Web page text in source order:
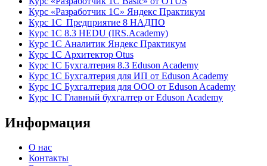
Курс «Разработчик 1С» Яндекс Практикум
Курс 1С Предприятие 8 НАДПО
Курс 1С 8.3 HEDU (IRS.Academy)
Курс 1С Аналитик Яндекс Практикум
Курс 1С Архитектор Otus
Курс 1С Бухгалтерия 8.3 Eduson Academy
Курс 1С Бухгалтерия для ИП от Eduson Academy
Курс 1С Бухгалтерия для ООО от Eduson Academy
Курс 1С Главный бухгалтер от Eduson Academy
Информация
О нас
Контакты